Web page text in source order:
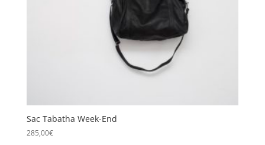
Sac Tabatha Week-End
285,00€